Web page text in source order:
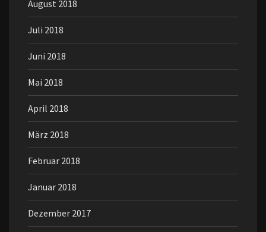
August 2018
Juli 2018
Juni 2018
Mai 2018
April 2018
März 2018
Februar 2018
Januar 2018
Dezember 2017